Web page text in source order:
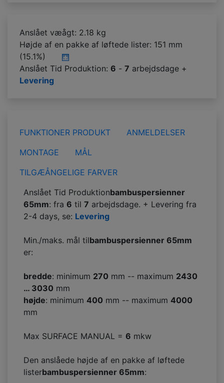
Anslået væågt: 2.18 kg
Højde af en pakke af løftede lister: 151 mm
(15.1%)
Anslået Tid Produktion: 6 - 7 arbejdsdage +
Levering
FUNKTIONER PRODUKT
ANMELDELSER
MONTAGE
MÅL
TILGÆÅNGELIGE FARVER
Anslået Tid Produktionbambuspersienner
65mm: fra 6 til 7 arbejdsdage. + Levering fra
2-4 days, se: Levering
Min./maks. mål tilbambuspersienner 65mm
er:
bredde: minimum 270 mm -- maximum 2430
… 3030 mm
højde: minimum 400 mm -- maximum 4000
mm
Max SURFACE MANUAL = 6 mkw
Den anslåede højde af en pakke af løftede
listerbambuspersienner 65mm: